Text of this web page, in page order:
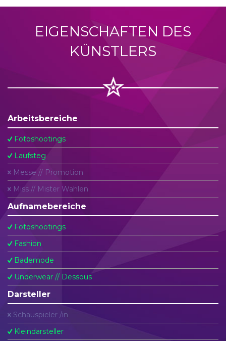
EIGENSCHAFTEN DES
KÜNSTLERS
Arbeitsbereiche
Fotoshootings
Laufsteg
Messe // Promotion
Miss // Mister Wahlen
Aufnamebereiche
Fotoshootings
Fashion
Bademode
Underwear // Dessous
Darsteller
Schauspieler /in
Kleindarsteller